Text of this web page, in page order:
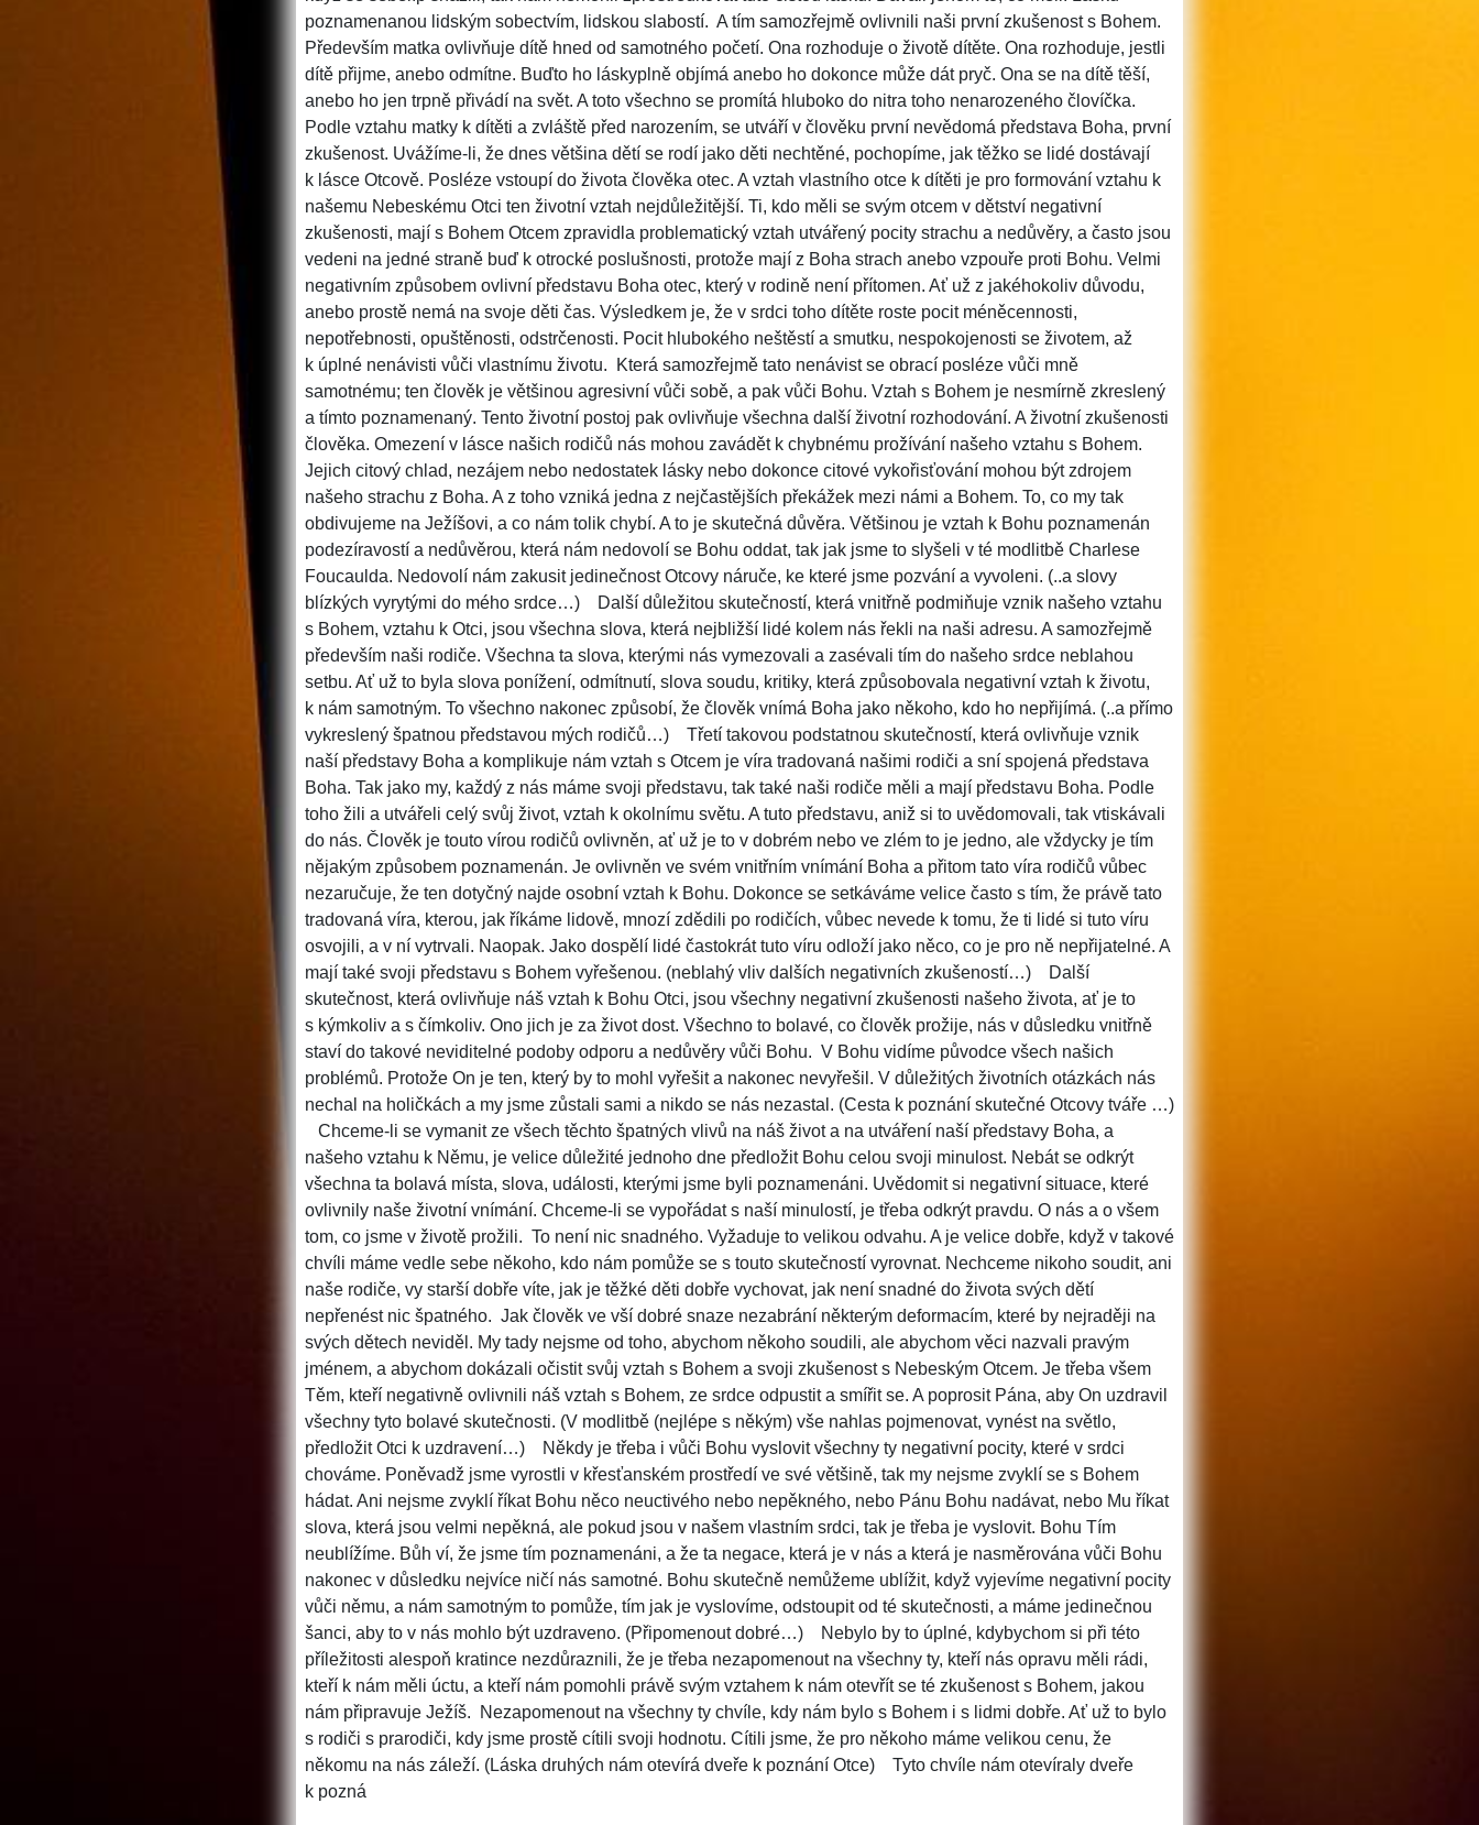
poznamenanou lidským sobectvím, lidskou slabostí. A tím samozřejmě ovlivnili naši první zkušenost s Bohem.
Především matka ovlivňuje dítě hned od samotného početí. Ona rozhoduje o životě dítěte. Ona rozhoduje, jestli
dítě přijme, anebo odmítne. Buďto ho láskyplně objímá anebo ho dokonce může dát pryč. Ona se na dítě těší,
anebo ho jen trpně přivádí na svět. A toto všechno se promítá hluboko do nitra toho nenarozeného človíčka.
Podle vztahu matky k dítěti a zvláště před narozením, se utváří v člověku první nevědomá představa Boha, první
zkušenost. Uvážíme-li, že dnes většina dětí se rodí jako děti nechtěné, pochopíme, jak těžko se lidé dostávají
k lásce Otcově. Posléze vstoupí do života člověka otec. A vztah vlastního otce k dítěti je pro formování vztahu k
našemu Nebeskému Otci ten životní vztah nejdůležitější. Ti, kdo měli se svým otcem v dětství negativní
zkušenosti, mají s Bohem Otcem zpravidla problematický vztah utvářený pocity strachu a nedůvěry, a často jsou
vedeni na jedné straně buď k otrocké poslušnosti, protože mají z Boha strach anebo vzpouře proti Bohu. Velmi
negativním způsobem ovlivní představu Boha otec, který v rodině není přítomen. Ať už z jakéhokoliv důvodu,
anebo prostě nemá na svoje děti čas. Výsledkem je, že v srdci toho dítěte roste pocit méněcennosti,
nepotřebnosti, opuštěnosti, odstrčenosti. Pocit hlubokého neštěstí a smutku, nespokojenosti se životem, až
k úplné nenávisti vůči vlastnímu životu.
Která samozřejmě tato nenávist se obrací posléze vůči mně
samotnému; ten člověk je většinou agresivní vůči sobě, a pak vůči Bohu. Vztah s Bohem je nesmírně zkreslený
a tímto poznamenaný. Tento životní postoj pak ovlivňuje všechna další životní rozhodování. A životní zkušenosti
člověka. Omezení v lásce našich rodičů nás mohou zavádět k chybnému prožívání našeho vztahu s Bohem.
Jejich citový chlad, nezájem nebo nedostatek lásky nebo dokonce citové vykořisťování mohou být zdrojem
našeho strachu z Boha. A z toho vzniká jedna z nejčastějších překážek mezi námi a Bohem. To, co my tak
obdivujeme na Ježíšovi, a co nám tolik chybí. A to je skutečná důvěra. Většinou je vztah k Bohu poznamenán
podezíravostí a nedůvěrou, která nám nedovolí se Bohu oddat, tak jak jsme to slyšeli v té modlitbě Charlese
Foucaulda. Nedovolí nám zakusit jedinečnost Otcovy náruče, ke které jsme pozvání a vyvoleni. (..a slovy
blízkých vyrytými do mého srdce…)
Další důležitou skutečností, která vnitřně podmiňuje vznik našeho vztahu
s Bohem, vztahu k Otci, jsou všechna slova, která nejbližší lidé kolem nás řekli na naši adresu. A samozřejmě
především naši rodiče. Všechna ta slova, kterými nás vymezovali a zasévali tím do našeho srdce neblahou
setbu. Ať už to byla slova ponížení, odmítnutí, slova soudu, kritiky, která způsobovala negativní vztah k životu,
k nám samotným. To všechno nakonec způsobí, že člověk vnímá Boha jako někoho, kdo ho nepřijímá. (..a přímo
vykreslený špatnou představou mých rodičů…)
Třetí takovou podstatnou skutečností, která ovlivňuje vznik
naší představy Boha a komplikuje nám vztah s Otcem je víra tradovaná našimi rodiči a sní spojená představa
Boha. Tak jako my, každý z nás máme svoji představu, tak také naši rodiče měli a mají představu Boha. Podle
toho žili a utvářeli celý svůj život, vztah k okolnímu světu. A tuto představu, aniž si to uvědomovali, tak vtiskávali
do nás. Člověk je touto vírou rodičů ovlivněn, ať už je to v dobrém nebo ve zlém to je jedno, ale vždycky je tím
nějakým způsobem poznamenán. Je ovlivněn ve svém vnitřním vnímání Boha a přitom tato víra rodičů vůbec
nezaručuje, že ten dotyčný najde osobní vztah k Bohu. Dokonce se setkáváme velice často s tím, že právě tato
tradovaná víra, kterou, jak říkáme lidově, mnozí zdědili po rodičích, vůbec nevede k tomu, že ti lidé si tuto víru
osvojili, a v ní vytrvali. Naopak. Jako dospělí lidé častokrát tuto víru odloží jako něco, co je pro ně nepřijatelné. A
mají také svoji představu s Bohem vyřešenou. (neblahý vliv dalších negativních zkušeností…)
Další
skutečnost, která ovlivňuje náš vztah k Bohu Otci, jsou všechny negativní zkušenosti našeho života, ať je to
s kýmkoliv a s čímkoliv. Ono jich je za život dost. Všechno to bolavé, co člověk prožije, nás v důsledku vnitřně
staví do takové neviditelné podoby odporu a nedůvěry vůči Bohu. V Bohu vidíme původce všech našich
problémů. Protože On je ten, který by to mohl vyřešit a nakonec nevyřešil. V důležitých životních otázkách nás
nechal na holičkách a my jsme zůstali sami a nikdo se nás nezastal. (Cesta k poznání skutečné Otcovy tváře …)
Chceme-li se vymanit ze všech těchto špatných vlivů na náš život a na utváření naší představy Boha, a
našeho vztahu k Němu, je velice důležité jednoho dne předložit Bohu celou svoji minulost. Nebát se odkrýt
všechna ta bolavá místa, slova, události, kterými jsme byli poznamenáni. Uvědomit si negativní situace, které
ovlivnily naše životní vnímání. Chceme-li se vypořádat s naší minulostí, je třeba odkrýt pravdu. O nás a o všem
tom, co jsme v životě prožili. To není nic snadného. Vyžaduje to velikou odvahu. A je velice dobře, když v takové
chvíli máme vedle sebe někoho, kdo nám pomůže se s touto skutečností vyrovnat. Nechceme nikoho soudit, ani
naše rodiče, vy starší dobře víte, jak je těžké děti dobře vychovat, jak není snadné do života svých dětí
nepřenést nic špatného. Jak člověk ve vší dobré snaze nezabrání některým deformacím, které by nejraději na
svých dětech neviděl. My tady nejsme od toho, abychom někoho soudili, ale abychom věci nazvali pravým
jménem, a abychom dokázali očistit svůj vztah s Bohem a svoji zkušenost s Nebeským Otcem. Je třeba všem
Těm, kteří negativně ovlivnili náš vztah s Bohem, ze srdce odpustit a smířit se. A poprosit Pána, aby On uzdravil
všechny tyto bolavé skutečnosti. (V modlitbě (nejlépe s někým) vše nahlas pojmenovat, vynést na světlo,
předložit Otci k uzdravení…)
Někdy je třeba i vůči Bohu vyslovit všechny ty negativní pocity, které v srdci
chováme. Poněvadž jsme vyrostli v křesťanském prostředí ve své většině, tak my nejsme zvyklí se s Bohem
hádat. Ani nejsme zvyklí říkat Bohu něco neuctivého nebo nepěkného, nebo Pánu Bohu nadávat, nebo Mu říkat
slova, která jsou velmi nepěkná, ale pokud jsou v našem vlastním srdci, tak je třeba je vyslovit. Bohu Tím
neublížíme. Bůh ví, že jsme tím poznamenáni, a že ta negace, která je v nás a která je nasměrována vůči Bohu
nakonec v důsledku nejvíce ničí nás samotné. Bohu skutečně nemůžeme ublížit, když vyjevíme negativní pocity
vůči němu, a nám samotným to pomůže, tím jak je vyslovíme, odstoupit od té skutečnosti, a máme jedinečnou
šanci, aby to v nás mohlo být uzdraveno. (Připomenout dobré…)
Nebylo by to úplné, kdybychom si při této
příležitosti alespoň kratince nezdůraznili, že je třeba nezapomenout na všechny ty, kteří nás opravu měli rádi,
kteří k nám měli úctu, a kteří nám pomohli právě svým vztahem k nám otevřít se té zkušenost s Bohem, jakou
nám připravuje Ježíš.
Nezapomenout na všechny ty chvíle, kdy nám bylo s Bohem i s lidmi dobře. Ať už to bylo
s rodiči s prarodiči, kdy jsme prostě cítili svoji hodnotu. Cítili jsme, že pro někoho máme velikou cenu, že
někomu na nás záleží. (Láska druhých nám otevírá dveře k poznání Otce)
Tyto chvíle nám otevíraly dveře
k pozná